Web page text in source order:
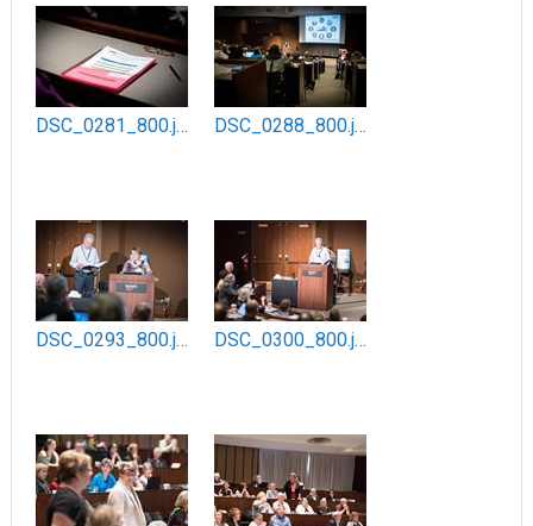
DSC_0281_800.jpg DSC_0288_800.jpg
DSC_0293_800.jpg DSC_0300_800.jpg